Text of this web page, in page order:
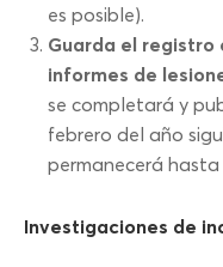
es posible).
Guarda el registro
informes de
se completará y
febrero del año
permanecerá hasta
Investigaciones de